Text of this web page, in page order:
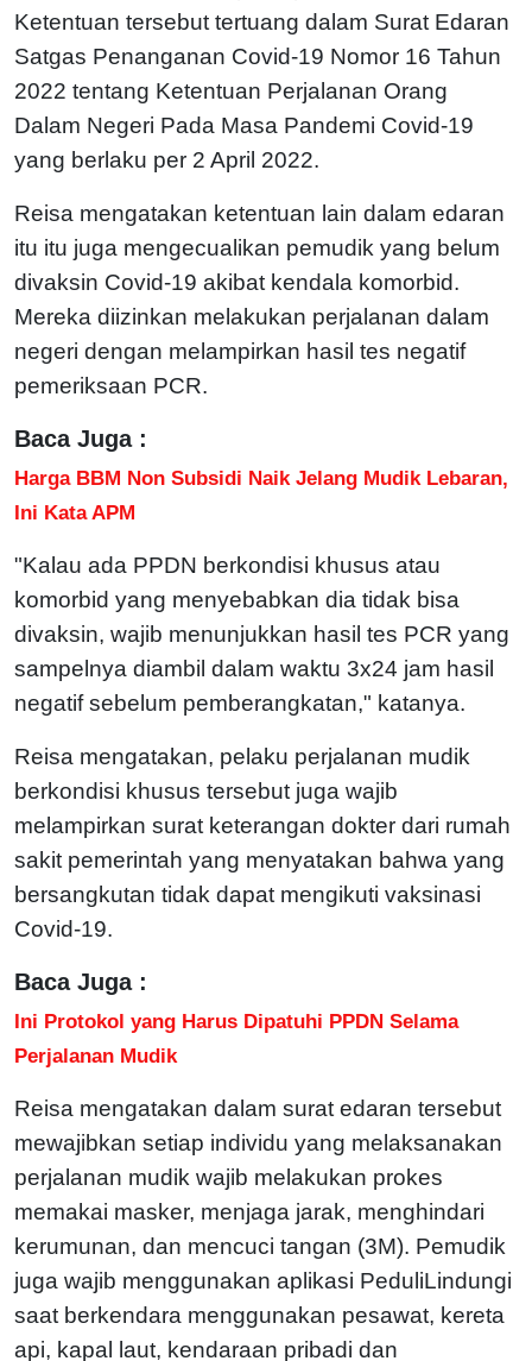
Ketentuan tersebut tertuang dalam Surat Edaran
Satgas Penanganan Covid-19 Nomor 16 Tahun
2022 tentang Ketentuan Perjalanan Orang
Dalam Negeri Pada Masa Pandemi Covid-19
yang berlaku per 2 April 2022.
Reisa mengatakan ketentuan lain dalam edaran
itu itu juga mengecualikan pemudik yang belum
divaksin Covid-19 akibat kendala komorbid.
Mereka diizinkan melakukan perjalanan dalam
negeri dengan melampirkan hasil tes negatif
pemeriksaan PCR.
Baca Juga :
Harga BBM Non Subsidi Naik Jelang Mudik Lebaran,
Ini Kata APM
"Kalau ada PPDN berkondisi khusus atau
komorbid yang menyebabkan dia tidak bisa
divaksin, wajib menunjukkan hasil tes PCR yang
sampelnya diambil dalam waktu 3x24 jam hasil
negatif sebelum pemberangkatan," katanya.
Reisa mengatakan, pelaku perjalanan mudik
berkondisi khusus tersebut juga wajib
melampirkan surat keterangan dokter dari rumah
sakit pemerintah yang menyatakan bahwa yang
bersangkutan tidak dapat mengikuti vaksinasi
Covid-19.
Baca Juga :
Ini Protokol yang Harus Dipatuhi PPDN Selama
Perjalanan Mudik
Reisa mengatakan dalam surat edaran tersebut
mewajibkan setiap individu yang melaksanakan
perjalanan mudik wajib melakukan prokes
memakai masker, menjaga jarak, menghindari
kerumunan, dan mencuci tangan (3M). Pemudik
juga wajib menggunakan aplikasi PeduliLindungi
saat berkendara menggunakan pesawat, kereta
api, kapal laut, kendaraan pribadi dan